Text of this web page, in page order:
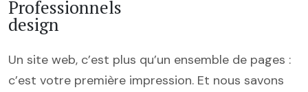
Professionnels
design
Un site web, c’est plus qu’un ensemble de pages :
c’est votre première impression. Et nous savons